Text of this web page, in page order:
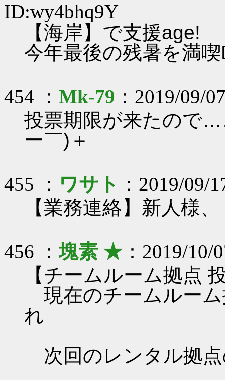
ID:wy4bhq9Y
【海岸】で支援age!
今年最後の残暑を満
454 ： Mk-79 ：2019/09/
投票期限が来たので
ー￣)＋
455 ： ワサト ：2019/09/
【業務連絡】新人様
456 ：塊素 ★：2019/10/
【チームルーム拠点
現在のチームルー
れ
次回のレンタル拠